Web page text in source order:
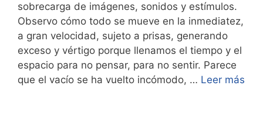
sobrecarga de imágenes, sonidos y estímulos.
Observo cómo todo se mueve en la inmediatez,
a gran velocidad, sujeto a prisas, generando
exceso y vértigo porque llenamos el tiempo y el
espacio para no pensar, para no sentir. Parece
que el vacío se ha vuelto incómodo, … Leer más